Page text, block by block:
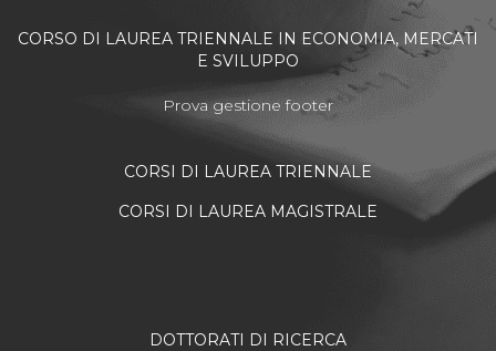
CORSO DI LAUREA TRIENNALE IN ECONOMIA, MERCATI
E SVILUPPO
Prova gestione footer
CORSI DI LAUREA TRIENNALE
CORSI DI LAUREA MAGISTRALE
DOTTORATI DI RICERCA